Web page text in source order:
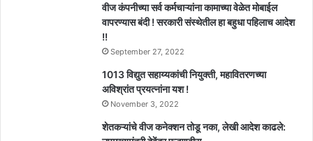
वीज कंपनीच्या सर्व कर्मचाऱ्यांना कामाच्या वेळेत मोबाईल
वापरण्यास बंदी ! सरकारी संस्थेतील हा बहुधा पहिलाच आदेश
!!
September 27, 2022
1013 विद्युत सहाय्यकांची नियुक्ती, महावितरणच्या
अविश्रांत प्रयत्नांना यश !
November 3, 2022
शेतकऱ्यांचे वीज कनेक्शन तोडू नका, लेखी आदेश काढले: